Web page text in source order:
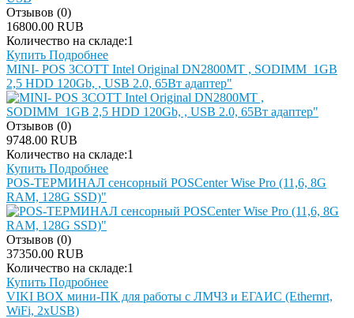
Отзывов (0)
16800.00 RUB
Количество на складе:1
Купить Подробнее
MINI- POS 3COTT Intel Original DN2800MT , SODIMM_1GB
2,5 HDD 120Gb, , USB 2.0, 65Вт адаптер"
Отзывов (0)
9748.00 RUB
Количество на складе:1
Купить Подробнее
POS-ТЕРМИНАЛ сенсорный POSCenter Wise Pro (11,6, 8G
RAM, 128G SSD)"
Отзывов (0)
37350.00 RUB
Количество на складе:1
Купить Подробнее
VIKI BOX мини-ПК для работы с ЛМЧЗ и ЕГАИС (Ethernrt,
WiFi, 2xUSB)